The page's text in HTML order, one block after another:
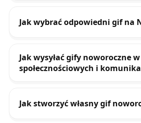
Jak wybrać odpowiedni gif na
Jak wysyłać gify noworoczne
społecznościowych i
Jak stworzyć własny gif